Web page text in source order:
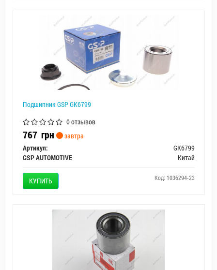
Подшипник GSP GK6799
0 отзывов
767 грн
завтра
Артикул:
GK6799
GSP AUTOMOTIVE
Китай
КУПИТЬ Код: 1036294-23